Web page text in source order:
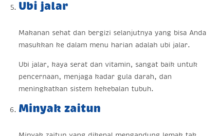
Ubi jalar
Makanan sehat dan bergizi selanjutnya yang bisa Anda
masukkan ke dalam menu harian adalah ubi jalar.
Ubi jalar, kaya serat dan vitamin, sangat baik untuk
pencernaan, menjaga kadar gula darah, dan
meningkatkan sistem kekebalan tubuh.
Minyak zaitun